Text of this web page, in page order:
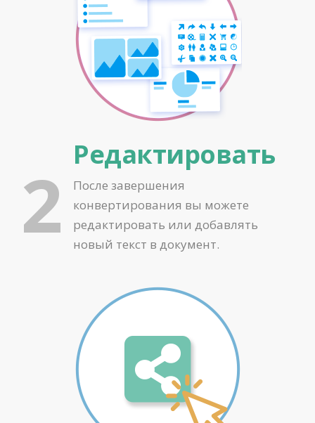
2 Редактировать
После завершения
конвертирования вы можете
редактировать или добавлять
новый текст в документ.